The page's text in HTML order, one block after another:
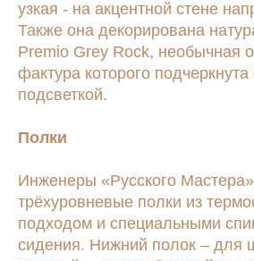
узкая - на акцентной стене
Также она декорирована
Premio Grey Rock, необычная
фактура которого
подсветкой.
Полки
Инженеры «Русского
трёхуровневые полки из
подходом и специальными
сидения. Нижний полок – для